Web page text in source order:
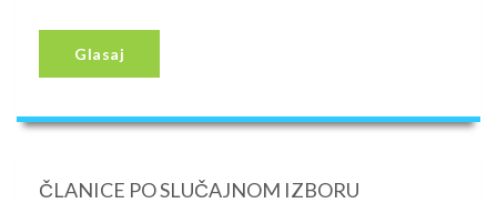
Glasaj
ČLANICE PO SLUČAJNOM IZBORU